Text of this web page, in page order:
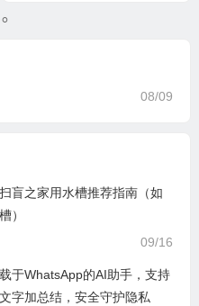
08/09
盲之家用水槽推荐指南（如
）
09/16
于WhatsApp的AI助手，支持
字加总结，安全守护隐私